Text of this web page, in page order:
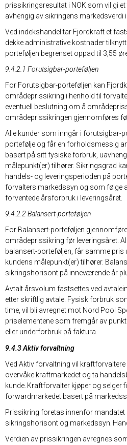
prissikringsresultat i NOK som vil gi
avhengig av sikringens markedsverdi
Ved indekshandel tar Fjordkraft et
dekke administrative kostnader
porteføljen begrenset oppad til 3,55
9.4.2.1 Forutsigbar-porteføljen
For Forutsigbar-porteføljen kan
områdeprissikring i henhold til
eventuell beslutning om å
områdeprissikringen gjennomføres
Alle kunder som inngår i forutsigbar-
portefølje og får en forholdsmessig
basert på sitt fysiske forbruk,
målepunkt(er) tilhører. Sikringsgrad
handels- og leveringsperioden på
forvalters markedssyn og som følge
forventede årsforbruk i leveringsåret.
9.4.2.2 Balansert-porteføljen
For Balansert-porteføljen
områdeprissikring før leveringsåret.
balansert-porteføljen, får samme pris
kundens målepunkt(er) tilhører.
sikringshorisont på inneværende år
Avtalt årsvolum fastsettes ved
etter skriftlig avtale. Fysisk forbruk
time, vil bli avregnet mot Nord Pool
priselementene som fremgår av
eller underforbruk på faktura.
9.4.3 Aktiv forvaltning
Ved Aktiv forvaltning vil
overvåke kraftmarkedet og ta
kunde. Kraftforvalter kjøper og selger
forwardmarkedet basert på
Prissikring foretas innenfor
sikringshorisont og markedssyn.
Verdien av prissikringen avregnes